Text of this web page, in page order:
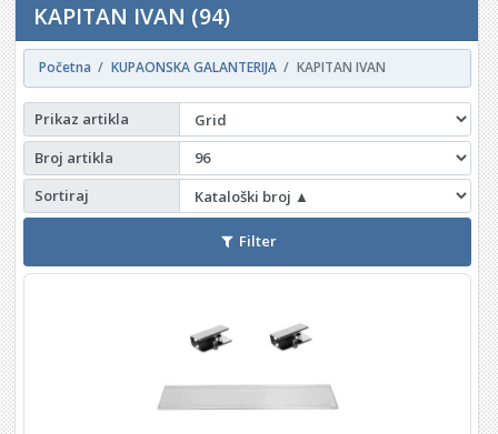
KAPITAN IVAN (94)
Početna KUPAONSKA GALANTERIJA KAPITAN IVAN
Prikaz artikla
Broj artikla
Sortiraj
Filter